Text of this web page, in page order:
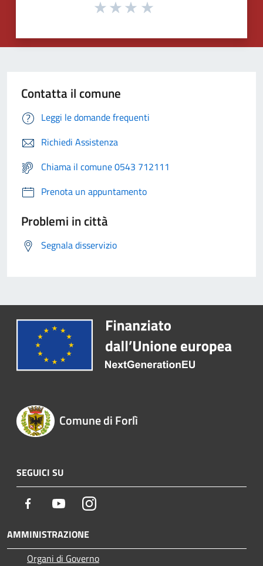
Contatta il comune
Leggi le domande frequenti
Richiedi Assistenza
Chiama il comune 0543 712111
Prenota un appuntamento
Problemi in città
Segnala disservizio
Comune di Forlì
SEGUICI SU
Facebook YoutubeInstagram
AMMINISTRAZIONE
Organi di Governo